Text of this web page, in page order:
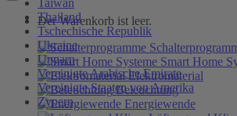
Taiwan
Thailand
Tschechische Republik
Ukraine
Ungarn
Vereinigte Arabische Emirate
Vereinigte Staaten von Amerika
Zypern
Der Warenkorb ist leer.
Smart Home
Elektromaterial
Beleuchtung
Energiewende